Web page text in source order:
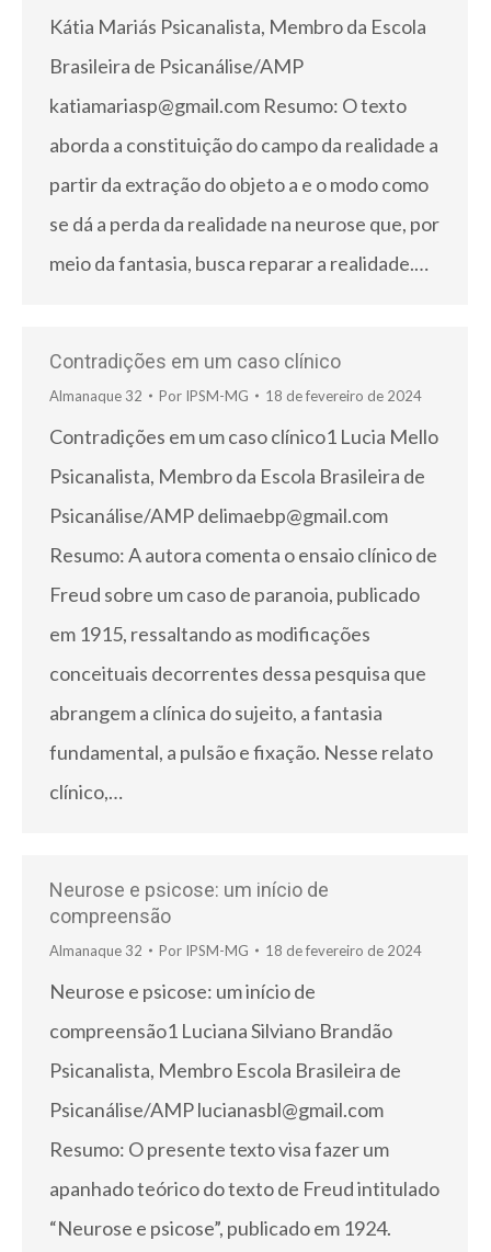
Kátia Mariás Psicanalista, Membro da Escola
Brasileira de Psicanálise/AMP
katiamariasp@gmail.com Resumo: O texto
aborda a constituição do campo da realidade a
partir da extração do objeto a e o modo como
se dá a perda da realidade na neurose que, por
meio da fantasia, busca reparar a realidade.…
Contradições em um caso clínico
Almanaque 32 Por IPSM-MG 18 de fevereiro de 2024
Contradições em um caso clínico1 Lucia Mello
Psicanalista, Membro da Escola Brasileira de
Psicanálise/AMP delimaebp@gmail.com
Resumo: A autora comenta o ensaio clínico de
Freud sobre um caso de paranoia, publicado
em 1915, ressaltando as modificações
conceituais decorrentes dessa pesquisa que
abrangem a clínica do sujeito, a fantasia
fundamental, a pulsão e fixação. Nesse relato
clínico,…
Neurose e psicose: um início de
compreensão
Almanaque 32 Por IPSM-MG 18 de fevereiro de 2024
Neurose e psicose: um início de
compreensão1 Luciana Silviano Brandão
Psicanalista, Membro Escola Brasileira de
Psicanálise/AMP lucianasbl@gmail.com
Resumo: O presente texto visa fazer um
apanhado teórico do texto de Freud intitulado
“Neurose e psicose”, publicado em 1924.